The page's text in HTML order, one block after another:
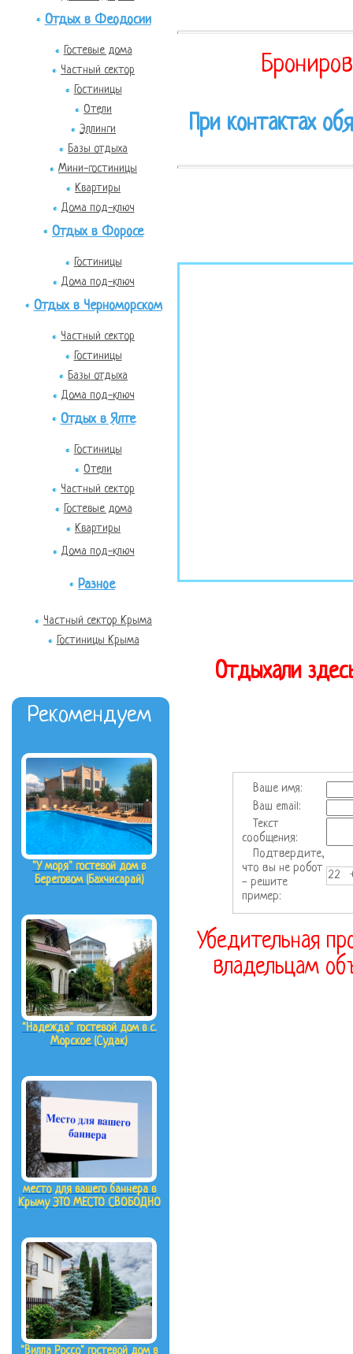
Отдых в Феодосии
Гостевые дома
Частный сектор
Гостиницы
Отели
Эллинги
Базы отдыха
Мини-гостиницы
Квартиры
Дома под-ключ
Отдых в Форосе
Гостиницы
Дома под-ключ
Отдых в Черноморском
Частный сектор
Гостиницы
Базы отдыха
Дома под-ключ
Отдых в Ялте
Гостиницы
Отели
Частный сектор
Гостевые дома
Квартиры
Дома под-ключ
Разное
Частный сектор Крыма
Гостиницы Крыма
Рекомендуем
"У моря" гостевой дом в
Береговом (Бахчисарай)
"Надежда" гостевой дом в с.
Морское (Судак)
место для вашего баннера в
Крыму ЭТО МЕСТО СВОБОДНО
"Вилла Россо" гостевой дом в
При контактах
Отдыхали
Ваше имя:
Ваш email:
Текст
сообщения:
Подтвердите,
что вы не робот
- решите
пример:
22
Убедительная
владельцам